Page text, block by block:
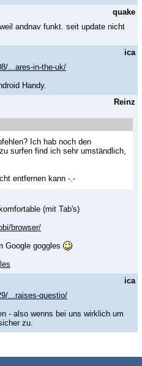
quake
andnav funkt. seit update nicht
ica
...ares-in-the-uk/
Handy.
Reinz
Ich hab noch den
surfen find ich sehr umständlich,
entfernen kann -.-
(mit Tab's)
browser/
Google goggles
ica
...raises-questio/
- also wenns bei uns wirklich um
zu.